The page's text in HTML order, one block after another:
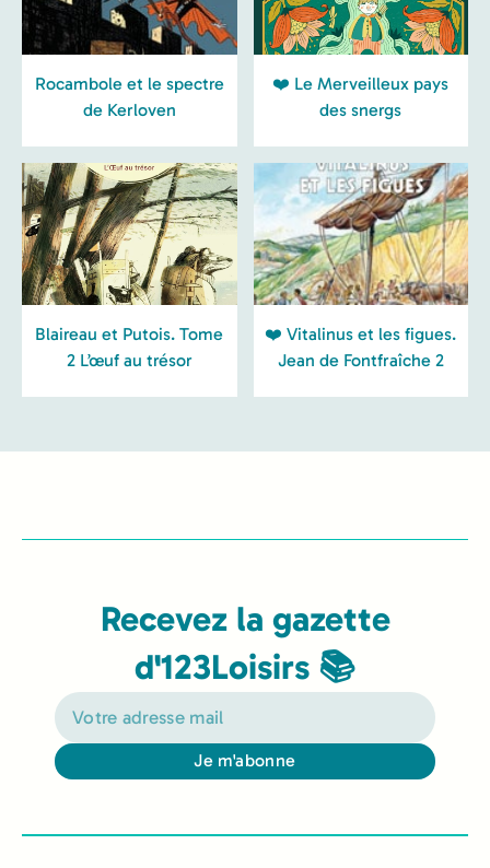
Rocambole et le spectre
de Kerloven
❤️ Le Merveilleux pays
des snergs
Blaireau et Putois. Tome
2 L’œuf au trésor
❤️ Vitalinus et les figues.
Jean de Fontfraîche 2
Recevez la gazette
d'123Loisirs 📚
Je m'abonne